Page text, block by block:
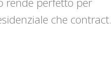
che contract.